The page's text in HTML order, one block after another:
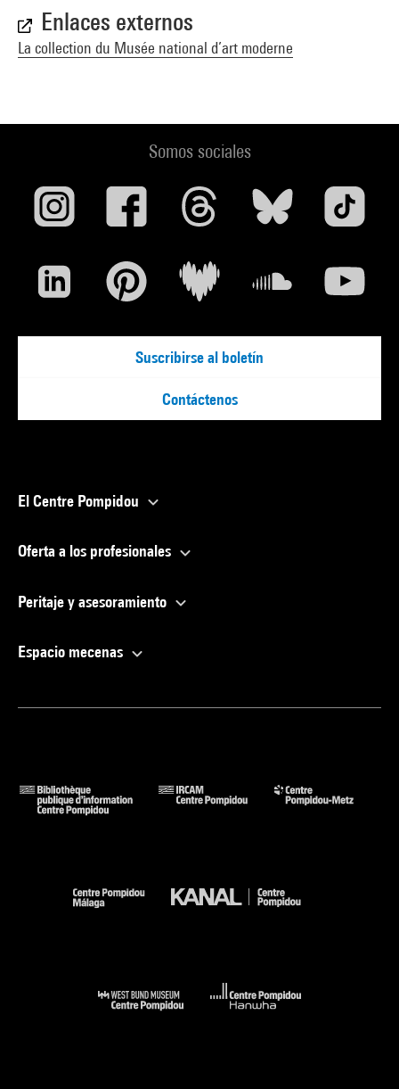
Enlaces externos
La collection du Musée national d’art moderne
Somos sociales
Suscribirse al boletín
Contáctenos
El Centre Pompidou
Oferta a los profesionales
Peritaje y asesoramiento
Espacio mecenas